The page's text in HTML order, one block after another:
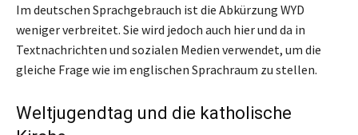
Im deutschen Sprachgebrauch ist die Abkürzung WYD
weniger verbreitet. Sie wird jedoch auch hier und da in
Textnachrichten und sozialen Medien verwendet, um die
gleiche Frage wie im englischen Sprachraum zu stellen.
Weltjugendtag und die katholische